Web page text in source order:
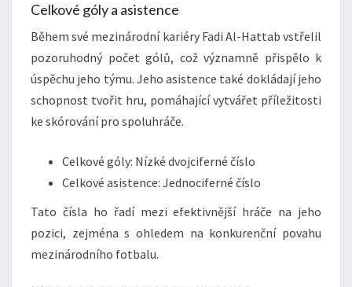
Celkové góly a asistence
Během své mezinárodní kariéry Fadi Al-Hattab vstřelil
pozoruhodný počet gólů, což významně přispělo k
úspěchu jeho týmu. Jeho asistence také dokládají jeho
schopnost tvořit hru, pomáhající vytvářet příležitosti
ke skórování pro spoluhráče.
Celkové góly: Nízké dvojciferné číslo
Celkové asistence: Jednociferné číslo
Tato čísla ho řadí mezi efektivnější hráče na jeho
pozici, zejména s ohledem na konkurenční povahu
mezinárodního fotbalu.